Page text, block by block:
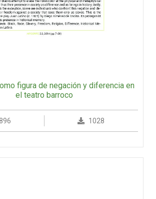
figura de negación y diferencia en
el teatro barroco
1028